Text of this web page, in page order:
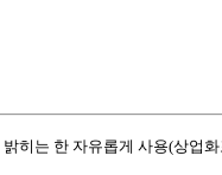
히는 한 자유롭게 사용(상업